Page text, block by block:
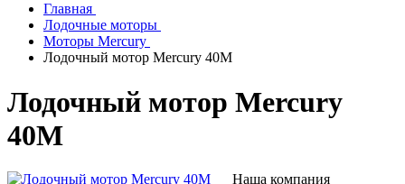
Главная
Лодочные моторы
Моторы Mercury
Лодочный мотор Mercury 40M
Лодочный мотор Mercury
40M
Наша компания